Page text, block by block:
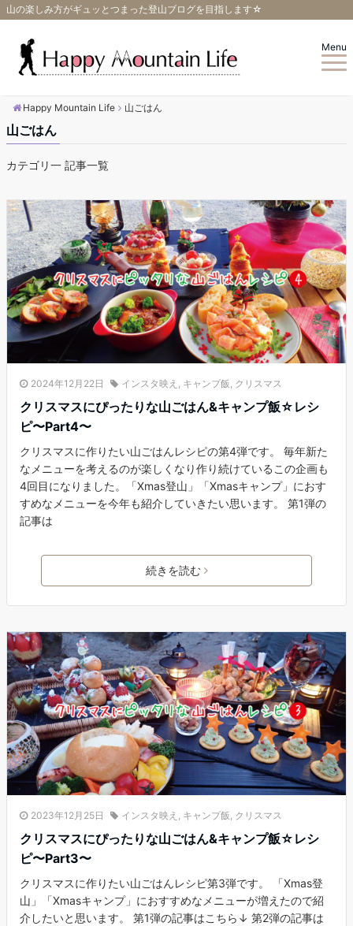
山の楽しみ方がギュッとつまった登山ブログを目指します☆
Menu
Happy Mountain Life 山ごはん
山ごはん
カテゴリ一 記事一覧
2024年12月22日 インスタ映え , キャンプ飯, クリスマス
クリスマスにぴったりな山ごはん&キャンプ飯☆レシ
ピ〜Part4〜
クリスマスに作りたい山ごはんレシピの第4弾です。 毎年新た
なメニューを考えるのが楽しくなり作り続けているこの企画も
4回目になりました。「Xmas登山」「Xmasキャンプ」におす
すめなメニューを今年も紹介していきたい思います。 第1弾の
記事は
続きを読む
2023年12月25日 インスタ映え , キャンプ飯, クリスマス
クリスマスにぴったりな山ごはん&キャンプ飯☆レシ
ピ〜Part3〜
クリスマスに作りたい山ごはんレシピ第3弾です。 「Xmas登
山」「Xmasキャンプ」におすすめなメニューが増えたので紹
介したいと思います。 第1弾の記事はこちら↓ 第2弾の記事は